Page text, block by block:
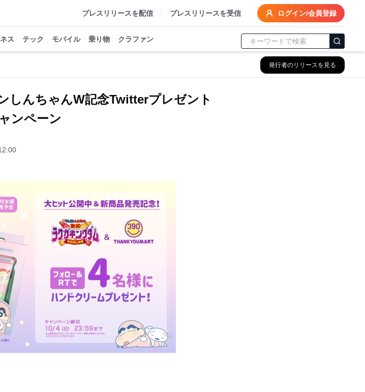
プレスリリースを配信 プレスリリースを受信 ログイン/会員登録
ス テック モバイル 乗り物 クラファン
発行者のリリースを見る
しんちゃんW記念Twitterプレゼント
ンペーン